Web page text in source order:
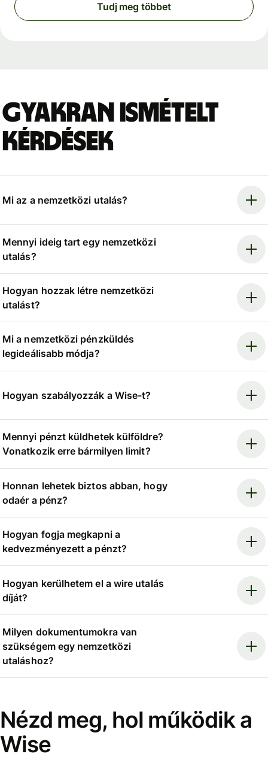
Tudj meg többet
Gyakran ismételt
kérdések
Mi az a nemzetközi utalás?
Mennyi ideig tart egy nemzetközi
utalás?
Hogyan hozzak létre nemzetközi
utalást?
Mi a nemzetközi pénzküldés
legideálisabb módja?
Hogyan szabályozzák a Wise-t?
Mennyi pénzt küldhetek külföldre?
Vonatkozik erre bármilyen limit?
Honnan lehetek biztos abban, hogy
odaér a pénz?
Hogyan fogja megkapni a
kedvezményezett a pénzt?
Hogyan kerülhetem el a wire utalás
díját?
Milyen dokumentumokra van
szükségem egy nemzetközi
utaláshoz?
Nézd meg, hol működik a
Wise